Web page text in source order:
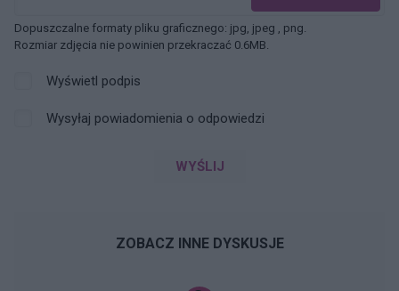
Dopuszczalne formaty pliku graficznego: jpg, jpeg , png.
Rozmiar zdjęcia nie powinien przekraczać 0.6MB.
Wyświetl podpis
Wysyłaj powiadomienia o odpowiedzi
WYŚLIJ
ZOBACZ INNE DYSKUSJE